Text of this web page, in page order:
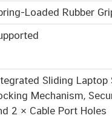
Loaded Rubber
Sliding Laptop
Mechanism,
2 × Cable Port Holes